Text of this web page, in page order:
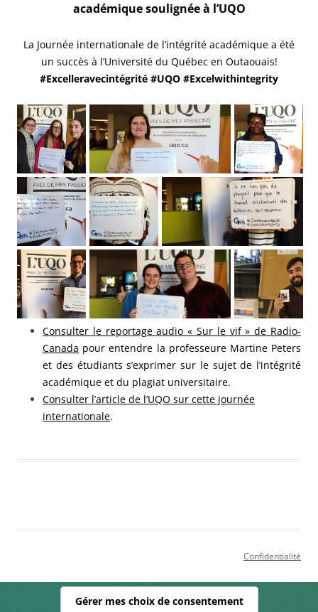
académique soulignée à l’UQO
La Journée internationale de l’intégrité académique a été
un succès à l’Université du Québec en Outaouais!
#Excelleravecintégrité #UQO #Excelwithintegrity
Consulter le reportage audio « Sur le vif » de Radio-
Canada pour entendre la professeure Martine Peters
et des étudiants s’exprimer sur le sujet de l’intégrité
académique et du plagiat universitaire.
Consulter l’article de l’UQO sur cette journée
internationale.
Confidentialité
Gérer mes choix de consentement